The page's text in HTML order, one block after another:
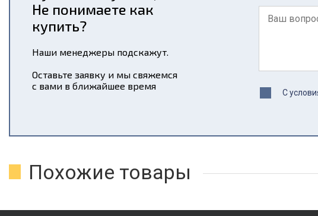
Не понимаете как
купить?
Наши менеджеры подскажут.
Оставьте заявку и мы свяжемся
с вами в ближайшее время
С
Похожие товары